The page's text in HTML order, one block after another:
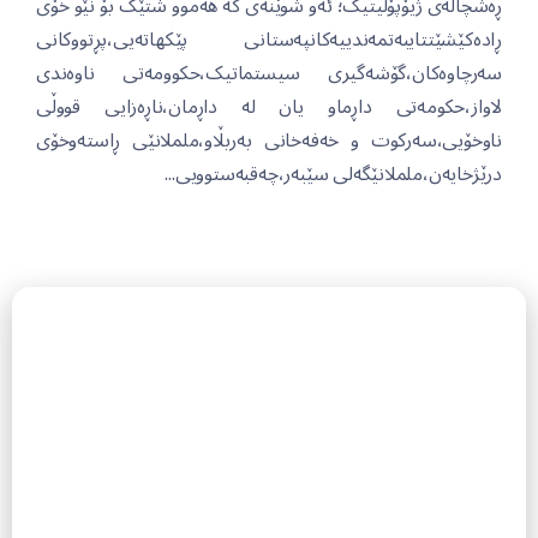
ڕادەکێشێتتایبەتمەندییەکانپەستانی پێکهاتەیی،پڕتووکانی
سەرچاوەکان،گۆشەگیری سیستماتیک،حکوومەتی ناوەندی
لاواز،حکومەتی داڕماو یان لە داڕمان،ناڕەزایی قووڵی
ناوخۆیی،سەرکوت و خەفەخانی بەربڵاو،ململانێی ڕاستەوخۆی
درێژخایەن،ململانێگەلی سێبەر،چەقبەستوویی...